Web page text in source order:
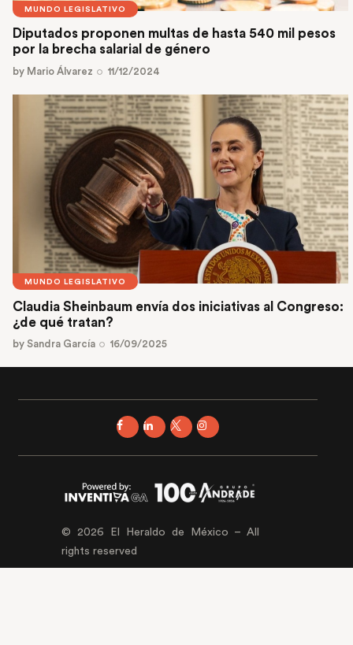
MUNDO LEGISLATIVO
Diputados proponen multas de hasta 540 mil pesos
por la brecha salarial de género
by Mario Álvarez 11/12/2024
MUNDO LEGISLATIVO
Claudia Sheinbaum envía dos iniciativas al Congreso:
¿de qué tratan?
by Sandra García 16/09/2025
© 2026 El Heraldo de México – All
rights reserved